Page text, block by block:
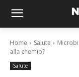
Home Salute
alla chemio?
Salute